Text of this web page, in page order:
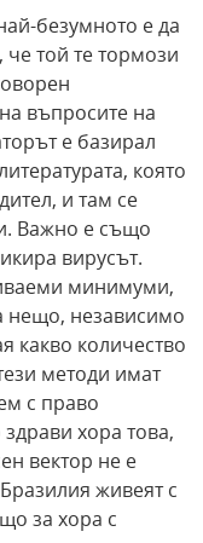
безумното е да
той те тормози
въпросите на
е базирал
която
и там се
Важно е също
вирусът.
минимуми,
нещо, независимо
какво количество
методи имат
с право
хора това,
вектор не е
живеят с
за хора с